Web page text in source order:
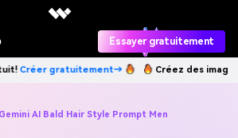
Essayer gratuitement
des images IA à l’infini. 100 % gratuit! Créer
Gemini AI Bald Hair Style Prompt Men